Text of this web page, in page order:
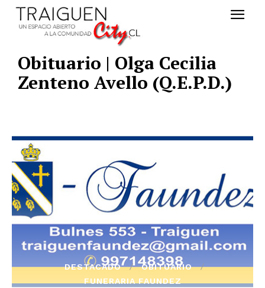
Obituario | Olga Cecilia
Zenteno Avello (Q.E.P.D.)
DESTACADO
OBITUARIO
FUNERARIA FAUNDEZ